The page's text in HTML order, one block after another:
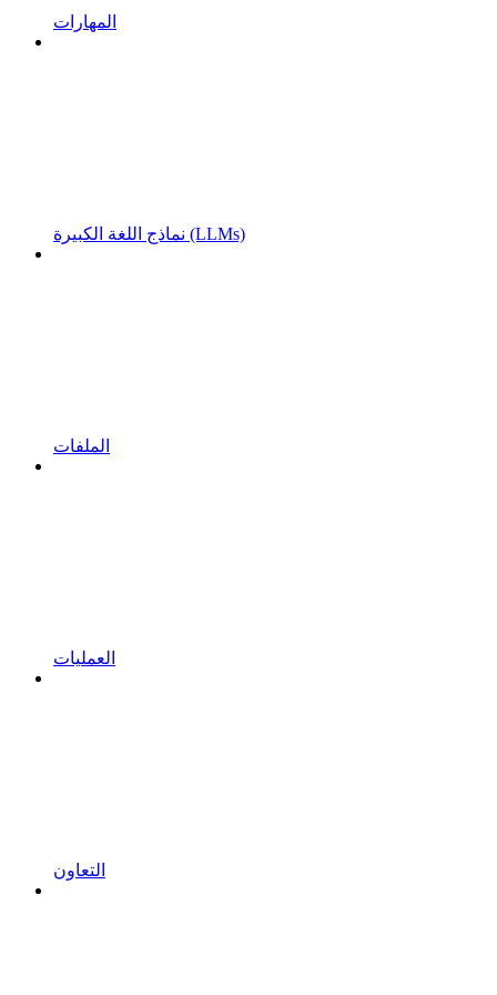
المهارات
نماذج اللغة الكبيرة (LLMs)
الملفات
العمليات
التعاون